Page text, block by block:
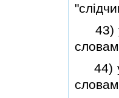
43)
44) у